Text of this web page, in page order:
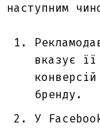
наступним
вказує
бренду.
У